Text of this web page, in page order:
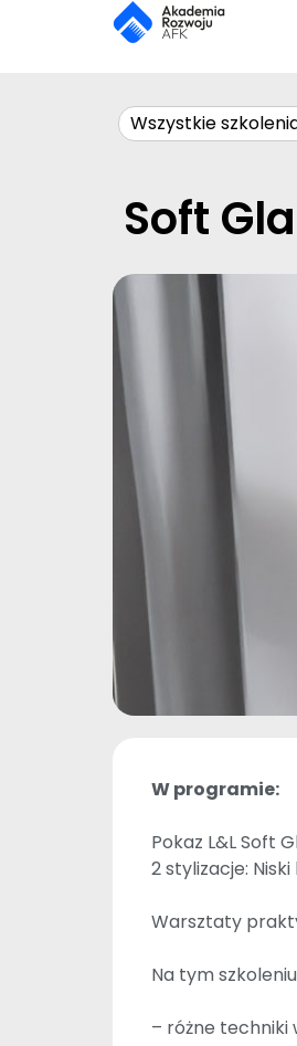
Wszystkie
Soft
W programie:
Pokaz L&L Soft
2 stylizacje:
Warsztaty
Na tym
– różne techniki